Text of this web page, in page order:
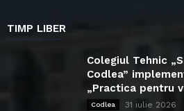
TIMP LIBER
Colegiul Tehnic
Codlea”
„Practica pentru
Codlea 31 iulie 2026